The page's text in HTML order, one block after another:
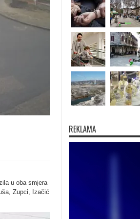
u oba smjera
Zupci, Izačić
REKLAMA